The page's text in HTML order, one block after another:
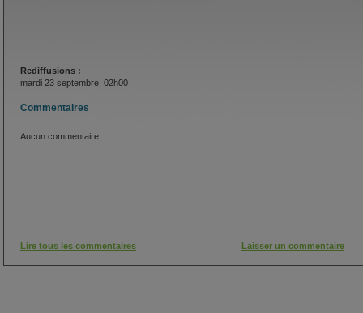
Rediffusions :
mardi 23 septembre, 02h00
Commentaires
Aucun commentaire
Lire tous les commentaires Laisser un commentaire